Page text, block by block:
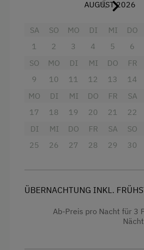
Doppelbett (Kingsize)
Einzelbett
AUGUST 2026
SA
1
SO
2
MO
3
DI
4
MI
5
DO
6
SO
9
MO
10
DI
11
MI
12
DO
13
FR
14
MO
17
DI
18
MI
19
DO
20
FR
21
SA
22
DI
25
MI
26
DO
27
FR
28
SA
29
SO
30
ÜBERNACHTUNG INKL.
Ab-Preis pro Nacht für 3